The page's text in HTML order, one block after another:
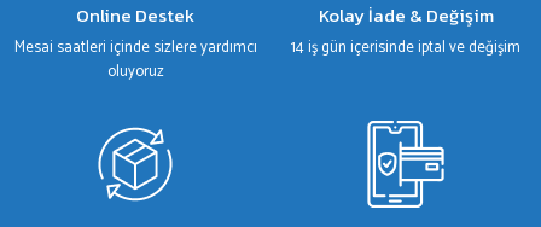
Online Destek
Mesai saatleri içinde sizlere yardımcı
oluyoruz
Kolay İade & Değişim
14 iş gün içerisinde iptal ve değişim